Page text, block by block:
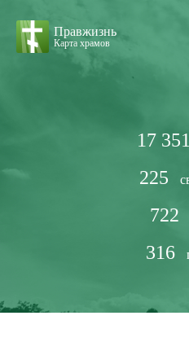
Правжизнь
Карта храмов
17 351
225
722
316